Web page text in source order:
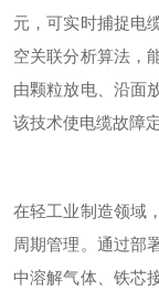
元，可实时捕捉电
空关联分析算法，
由颗粒放电、沿面
该技术使电缆故障
在轻工业制造领域
周期管理。通过部
中溶解气体、铁芯